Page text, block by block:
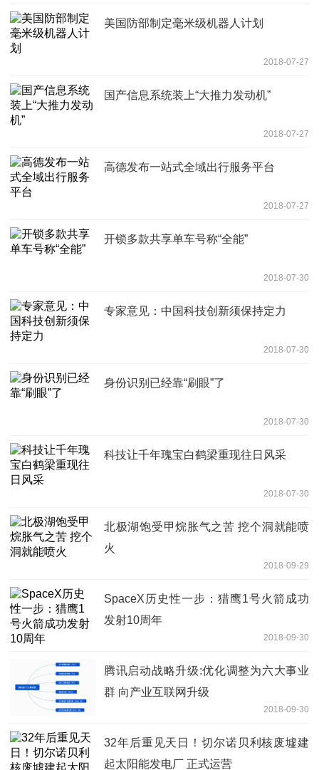
美国防部制定毫米级机器人计划
2018-07-27
国产信息系统装上“大推力发动机”
2018-07-27
高德发布一站式全域出行服务平台
2018-07-27
开锁多款共享单车号称“全能”
2018-07-30
专家意见：中国科技创新须保持定力
2018-07-30
身份识别已经靠“刷眼”了
2018-07-30
科技让千年瑰宝白鹤梁重现往日风采
2018-07-30
北极湖饱受甲烷胀气之苦 挖个洞就能喷
火
2018-09-29
SpaceX历史性一步：猎鹰1号火箭成功
发射10周年
2018-09-30
腾讯启动战略升级:优化调整为六大事业
群 向产业互联网升级
2018-09-30
32年后重见天日！切尔诺贝利核废墟建
起太阳能发电厂 正式运营